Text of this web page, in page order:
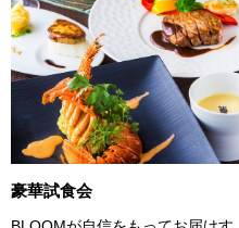
豪華試食会